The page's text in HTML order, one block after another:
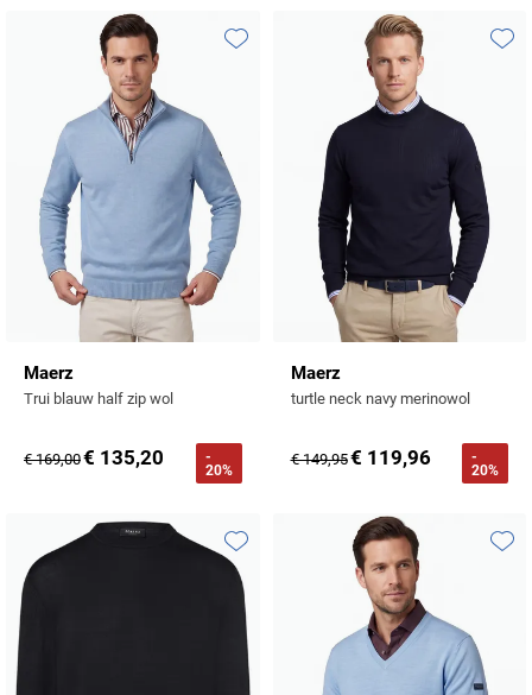
Profuomo
Seidensticker
State of Art
Tommy Hilfiger
Vanguard
Replay
Reset
Roy Robson
Schiesser
Seidensticker
Slater
State of Art
Tenson
Maerz
Trui blauw half zip wol
€ 169,00€ 135,20
-
20%
Toevoegen aan favorieten
Maerz
turtle neck navy merinowol
€ 149,95€ 119,96
-
20%
Toevoegen aan favorieten